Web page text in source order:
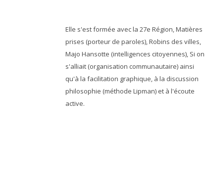
Elle s'est formée avec la 27e Région, Matières
prises (porteur de paroles), Robins des villes,
Majo Hansotte (intelligences citoyennes), Si on
s'alliait (organisation communautaire) ainsi
qu'à la facilitation graphique, à la discussion
philosophie (méthode Lipman) et à l'écoute
active.